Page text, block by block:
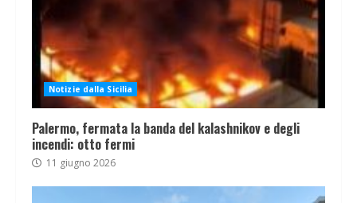
Notizie dalla Sicilia
Palermo, fermata la banda del kalashnikov e degli
incendi: otto fermi
11 giugno 2026